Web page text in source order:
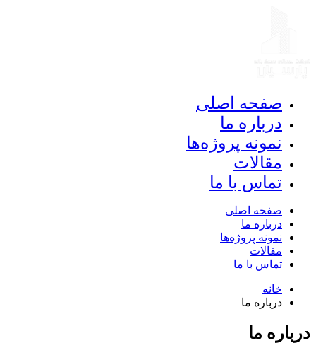
صفحه اصلی
درباره ما
نمونه پروژه‌ها
مقالات
تماس با ما
صفحه اصلی
درباره ما
نمونه پروژه‌ها
مقالات
تماس با ما
خانه
درباره ما
درباره ما